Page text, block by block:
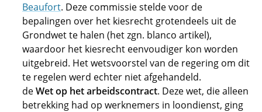
Beaufort. Deze commissie stelde voor de
bepalingen over het kiesrecht grotendeels uit de
Grondwet te halen (het zgn. blanco artikel),
waardoor het kiesrecht eenvoudiger kon worden
uitgebreid. Het wetsvoorstel van de regering om dit
te regelen werd echter niet afgehandeld.
deWet op het arbeidscontract. Deze wet, die alleen
betrekking had op werknemers in loondienst, ging